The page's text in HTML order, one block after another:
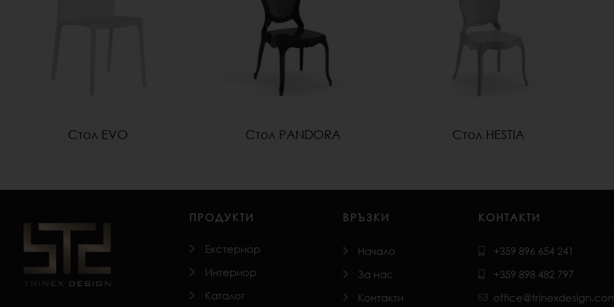
Стол EVO Стол PANDORA Стол HESTIA
ПРОДУКТИ
Екстериор
Интериор
Каталог
ВРЪЗКИ
Начало
За нас
Контакти
КОНТАКТИ
+359 896 654 241
+359 898 482 797